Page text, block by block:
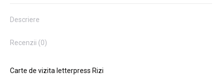
Descriere
Recenzii (0)
Carte de vizita letterpress Rizi